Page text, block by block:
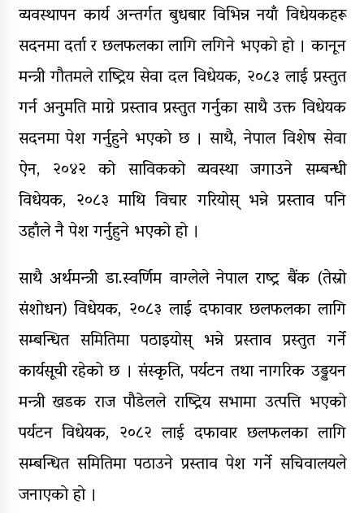
व्यवस्थापन कार्य अन्तर्गत बुधबार विभिन्न नयाँ विधेयकहरू
सदनमा दर्ता र छलफलका लागि लगिने भएकाे हाे । कानून
मन्त्री गौतमले राष्ट्रिय सेवा दल विधेयक, २०८३ लाई प्रस्तुत
गर्न अनुमति माग्ने प्रस्ताव प्रस्तुत गर्नुका साथै उक्त विधेयक
सदनमा पेश गर्नुहुने भएकाे छ । साथै, नेपाल विशेष सेवा
ऐन, २०४२ को साविकको व्यवस्था जगाउने सम्बन्धी
विधेयक, २०८३ माथि विचार गरियोस् भन्ने प्रस्ताव पनि
उहाँले नै पेश गर्नुहुने भएकाे हाे ।
साथै अर्थमन्त्री डा.स्वर्णिम वाग्लेले नेपाल राष्ट्र बैंक (तेस्रो
संशोधन) विधेयक, २०८३ लाई दफावार छलफलका लागि
सम्बन्धित समितिमा पठाइयोस् भन्ने प्रस्ताव प्रस्तुत गर्ने
कार्यसूची रहेको छ । संस्कृति, पर्यटन तथा नागरिक उड्डयन
मन्त्री खडक राज पौडेलले राष्ट्रिय सभामा उत्पत्ति भएको
पर्यटन विधेयक, २०८२ लाई दफावार छलफलका लागि
सम्बन्धित समितिमा पठाउने प्रस्ताव पेश गर्ने सचिवालयले
जनाएकाे हाे ।